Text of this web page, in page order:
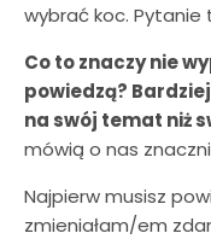
wybrać koc.
Co to znaczy nie
powiedzą?
na swój temat niż
mówią o nas
Najpierw musisz
zmieniałam/em